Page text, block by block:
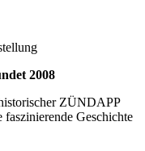
2008
ZÜNDAPP
Geschichte